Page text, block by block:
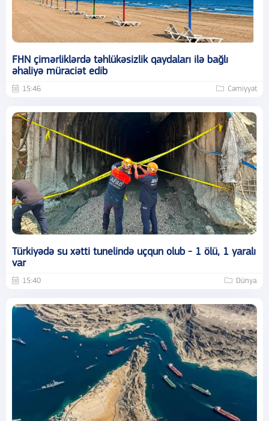
FHN çimərliklərdə təhlükəsizlik qaydaları ilə bağlı
əhaliyə müraciət edib
15:46 Cəmiyyət
Türkiyədə su xətti tunelində uçqun olub - 1 ölü, 1 yaralı
var
15:40 Dünya